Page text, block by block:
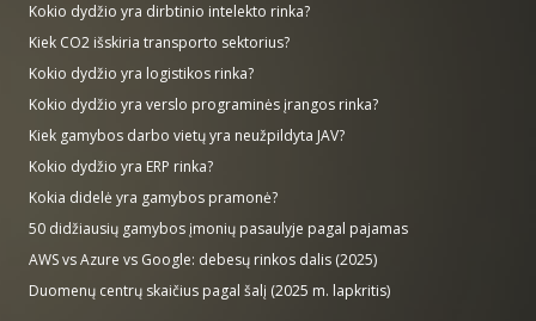
Kokio dydžio yra dirbtinio intelekto rinka?
Kiek CO2 išskiria transporto sektorius?
Kokio dydžio yra logistikos rinka?
Kokio dydžio yra verslo programinės įrangos rinka?
Kiek gamybos darbo vietų yra neužpildyta JAV?
Kokio dydžio yra ERP rinka?
Kokia didelė yra gamybos pramonė?
50 didžiausių gamybos įmonių pasaulyje pagal pajamas
AWS vs Azure vs Google: debesų rinkos dalis (2025)
Duomenų centrų skaičius pagal šalį (2025 m. lapkritis)